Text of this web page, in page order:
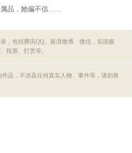
属品，她偏不信……
，包括腾讯QQ、新浪微博、微信，实现极
投票、打赏等。
作品，不涉及任何真实人物、事件等，请勿将